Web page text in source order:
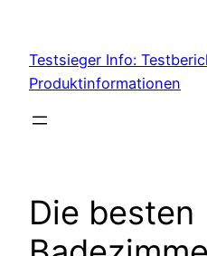
content
Testsieger Info:
Produktinformationen
Die besten